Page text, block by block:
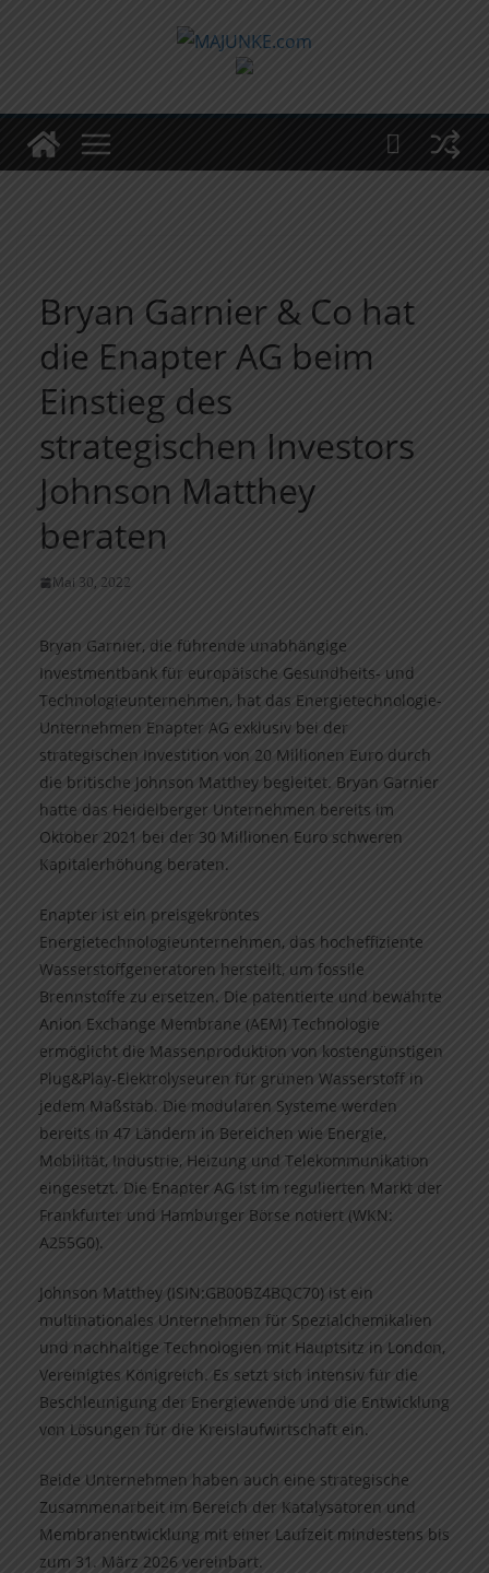
Bryan Garnier & Co hat
die Enapter AG beim
Einstieg des
strategischen Investors
Johnson Matthey
beraten
Mai 30, 2022
Bryan Garnier, die führende unabhängige
Investmentbank für europäische Gesundheits- und
Technologieunternehmen, hat das Energietechnologie-
Unternehmen Enapter AG exklusiv bei der
strategischen Investition von 20 Millionen Euro durch
die britische Johnson Matthey begleitet. Bryan Garnier
hatte das Heidelberger Unternehmen bereits im
Oktober 2021 bei der 30 Millionen Euro schweren
Kapitalerhöhung beraten.
Enapter ist ein preisgekröntes
Energietechnologieunternehmen, das hocheffiziente
Wasserstoffgeneratoren herstellt, um fossile
Brennstoffe zu ersetzen. Die patentierte und bewährte
Anion Exchange Membrane (AEM) Technologie
ermöglicht die Massenproduktion von kostengünstigen
Plug&Play-Elektrolyseuren für grünen Wasserstoff in
jedem Maßstab. Die modularen Systeme werden
bereits in 47 Ländern in Bereichen wie Energie,
Mobilität, Industrie, Heizung und Telekommunikation
eingesetzt. Die Enapter AG ist im regulierten Markt der
Frankfurter und Hamburger Börse notiert (WKN:
A255G0).
Johnson Matthey (ISIN:GB00BZ4BQC70) ist ein
multinationales Unternehmen für Spezialchemikalien
und nachhaltige Technologien mit Hauptsitz in London,
Vereinigtes Königreich. Es setzt sich intensiv für die
Beschleunigung der Energiewende und die Entwicklung
von Lösungen für die Kreislaufwirtschaft ein.
Beide Unternehmen haben auch eine strategische
Zusammenarbeit im Bereich der Katalysatoren und
Membranentwicklung mit einer Laufzeit mindestens bis
zum 31. März 2026 vereinbart.